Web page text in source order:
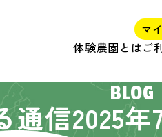
マ
体験農園とはご
BLOG
通信2025